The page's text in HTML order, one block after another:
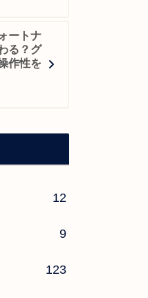
ートナ
る？グ
作性を
12
9
123